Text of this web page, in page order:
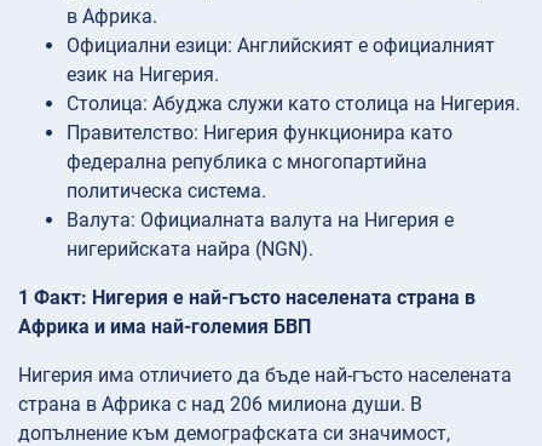
в Африка.
Официални езици: Английският е официалният
език на Нигерия.
Столица: Абуджа служи като столица на Нигерия.
Правителство: Нигерия функционира като
федерална република с многопартийна
политическа система.
Валута: Официалната валута на Нигерия е
нигерийската найра (NGN).
1 Факт: Нигерия е най-гъсто населената страна в
Африка и има най-големия БВП
Нигерия има отличието да бъде най-гъсто населената
страна в Африка с над 206 милиона души. В
допълнение към демографската си значимост,